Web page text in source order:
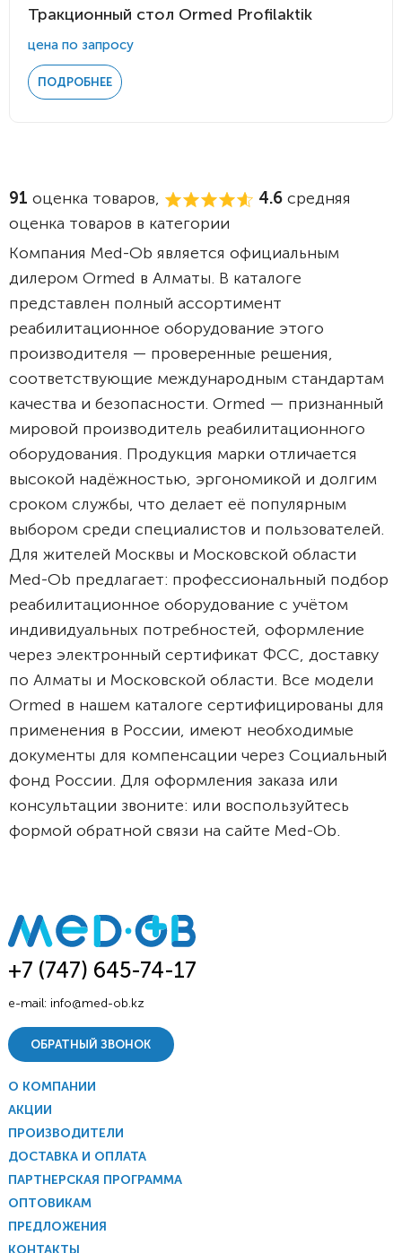
Тракционный стол Ormed Profilaktik
цена по запросу
ПОДРОБНЕЕ
91 оценка товаров, 4.6 средняя
оценка товаров в категории
Компания Med-Ob является официальным
дилером Ormed в Алматы. В каталоге
представлен полный ассортимент
реабилитационное оборудование этого
производителя — проверенные решения,
соответствующие международным стандартам
качества и безопасности. Ormed — признанный
мировой производитель реабилитационного
оборудования. Продукция марки отличается
высокой надёжностью, эргономикой и долгим
сроком службы, что делает её популярным
выбором среди специалистов и пользователей.
Для жителей Москвы и Московской области
Med-Ob предлагает: профессиональный подбор
реабилитационное оборудование с учётом
индивидуальных потребностей, оформление
через электронный сертификат ФСС, доставку
по Алматы и Московской области. Все модели
Ormed в нашем каталоге сертифицированы для
применения в России, имеют необходимые
документы для компенсации через Социальный
фонд России. Для оформления заказа или
консультации звоните: или воспользуйтесь
формой обратной связи на сайте Med-Ob.
+7 (747) 645-74-17
e-mail: info@med-ob.kz
ОБРАТНЫЙ ЗВОНОК
О КОМПАНИИ
АКЦИИ
ПРОИЗВОДИТЕЛИ
ДОСТАВКА И ОПЛАТА
ПАРТНЕРСКАЯ ПРОГРАММА
ОПТОВИКАМ
ПРЕДЛОЖЕНИЯ
КОНТАКТЫ